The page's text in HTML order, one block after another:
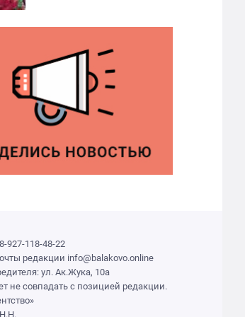
927-118-48-22
редакции info@balakovo.online
ул. Ак.Жука, 10а
не совпадать с позицией редакции.